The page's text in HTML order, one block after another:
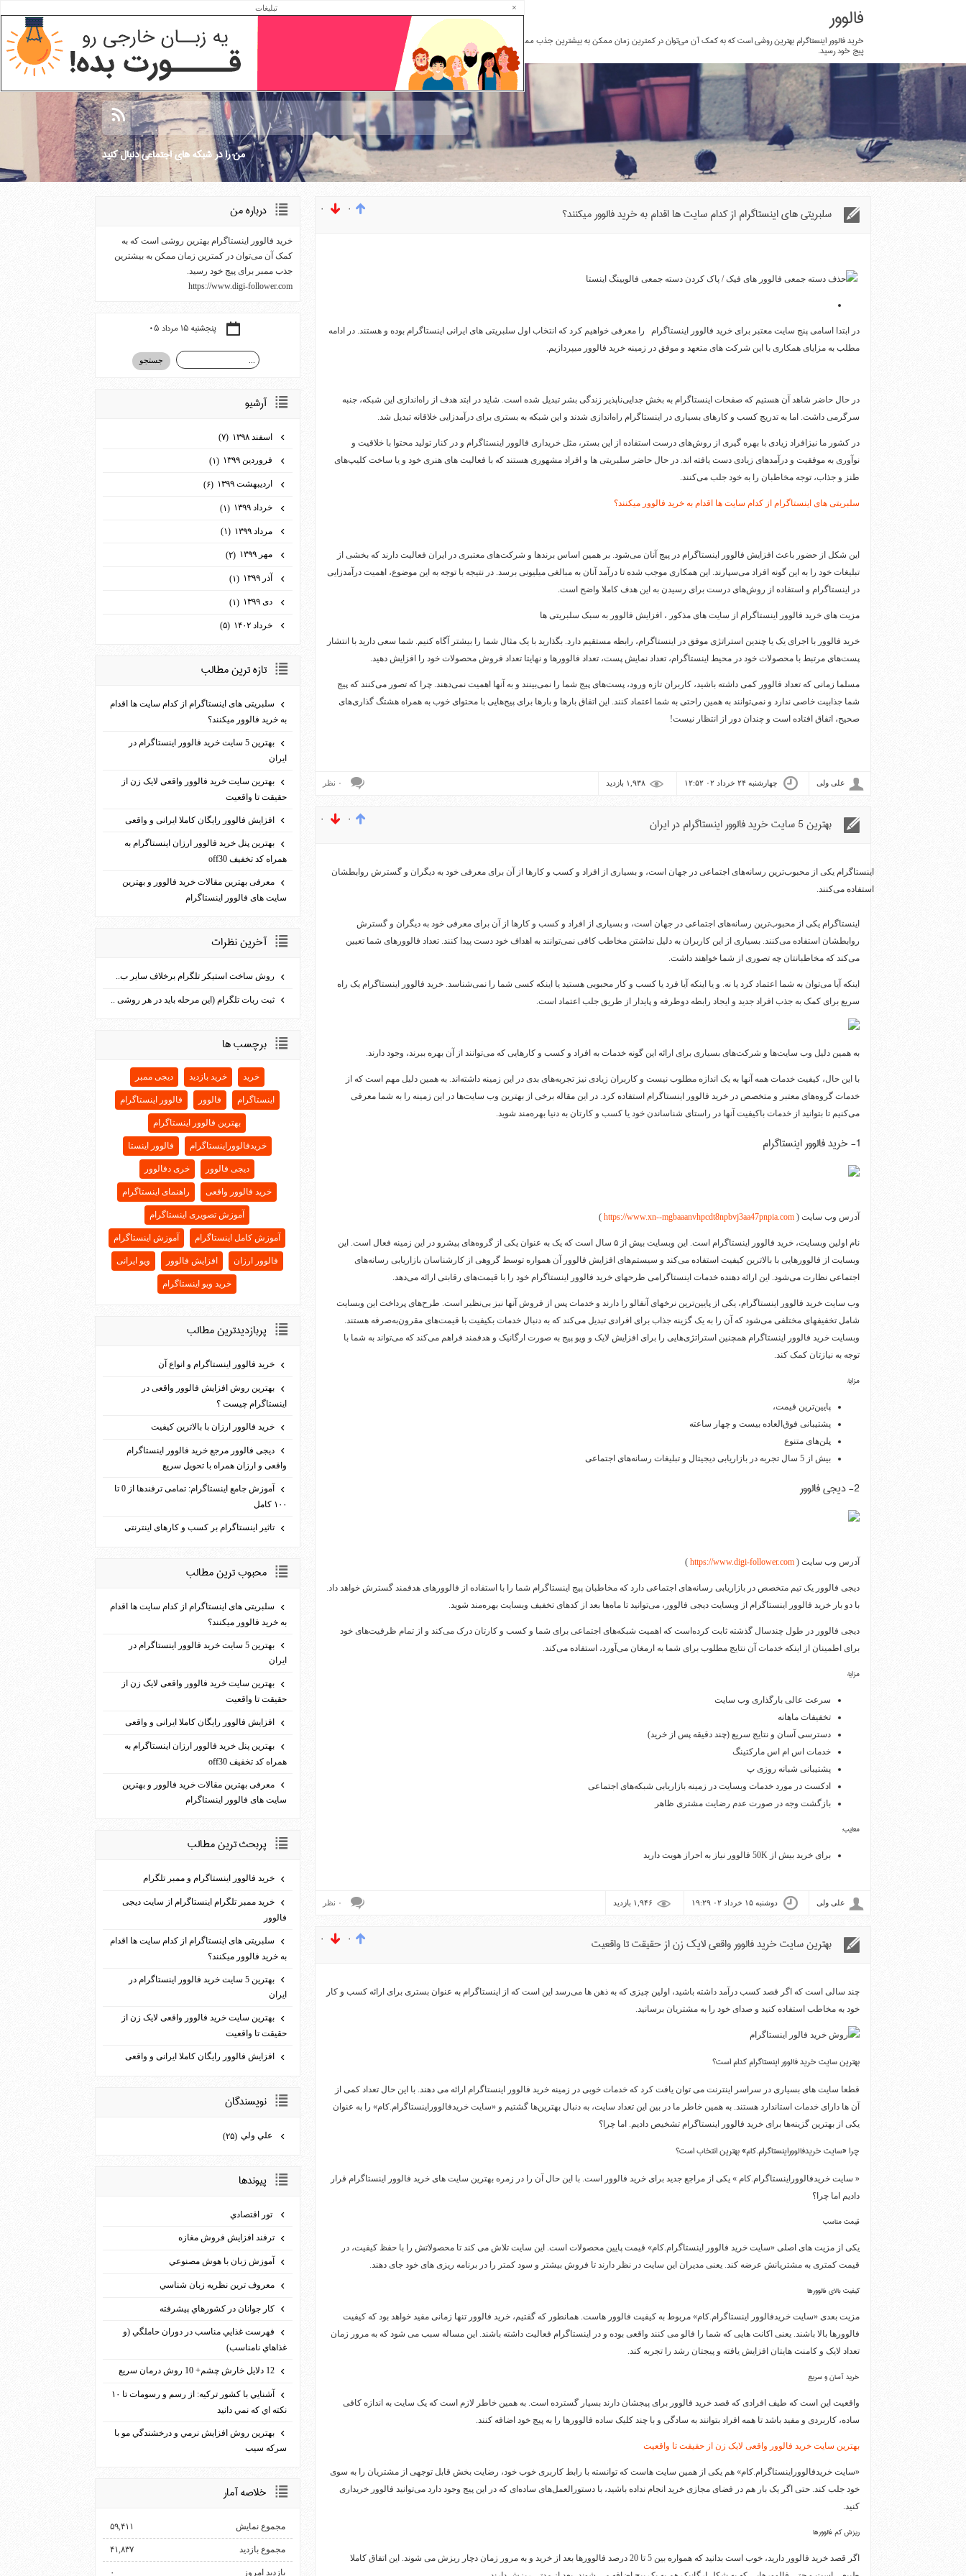
فالوور
خرید فالوور اینستاگرام بهترین روشی است که به کمک آن می‌توان در کمترین زمان ممکن به بیشترین جذب ممبر برای
پیج خود رسید.
صفحه اصلی
من را در شبكه هاي اجتماعي دنبال كنيد
سلبریتی های اینستاگرام از کدام سایت ها اقدام به خرید فالوور می­کنند؟ ۰ ۰
در ابتدا اسامی پنج سایت معتبر برای خرید فالوور اینستاگرام را معرفی خواهیم کرد که انتخاب اول سلبریتی های ایرانی اینستاگرام بوده و هستند. در ادامه
مطلب به مزایای همکاری با این شرکت های متعهد و موفق در زمینه خرید فالوور می­پردازیم.
در حال حاضر شاهد آن هستیم که صفحات اینستاگرام به بخش جدایی‌ناپذیر زندگی بشر تبدیل شده است. شاید در ابتد هدف از راه‌اندازی این شبکه، جنبه
سرگرمی داشت. اما به تدریج کسب و کارهای بسیاری در اینستاگرام راه‌اندازی شدند و این شبکه به بستری برای درآمدزایی خلاقانه تبدیل شد.
در کشور ما نیزافراد زیادی با بهره ‌گیری از روش‌های درست استفاده از این بستر، مثل خریداری فالوور اینستاگرام و در کنار تولید محتوا با خلاقیت و
نوآوری به موفقیت و درآمدهای زیادی دست یافته اند. در حال حاضر سلبریتی ها و افراد مشهوری هستند که با فعالیت های هنری خود و یا ساخت کلیپ‌های
طنز و جذاب، توجه مخاطبان را به خود جلب می‌کنند.
سلبریتی های اینستاگرام از کدام سایت ها اقدام به خرید فالوور می­کنند؟
این شکل از حضور باعث افزایش فالوور اینستاگرام در پیج آنان می‌شود. بر همین اساس برندها و شرکت‌های معتبری در ایران فعالیت دارند که بخشی از
تبلیغات خود را به این گونه افراد می‌سپارند. این همکاری موجب شده تا درآمد آنان به مبالغی میلیونی برسد. در نتیجه با توجه به این موضوع، اهمیت درآمدزایی
در اینستاگرام و استفاده از روش‌های درست برای رسیدن به این هدف کاملا واضح است.
مزیت های خرید فالوور اینستاگرام از سایت های مذکور ، افزایش فالوور به سبک سلبریتی ها
خرید فالوور با اجرای یک یا چندین استراتژی موفق در اینستاگرام، رابطه مستقیم دارد. بگذارید با یک مثال شما را بیشتر آگاه کنیم. شما سعی دارید با انتشار
پست‌های مرتبط با محصولات خود در محیط اینستاگرام، تعداد نمایش پست، تعداد فالوورها و نهایتا تعداد فروش محصولات خود را افزایش دهید.
مسلما زمانی که تعداد فالوور کمی داشته باشید، کاربران تازه ورود، پست‌های پیج شما را نمی‌بینند و به آنها اهمیت نمی‌دهند. چرا که تصور می‌کنند که پیج
شما جذابیت خاصی ندارد و نمی‌توانند به همین راحتی به شما اعتماد کنند. این اتفاق بارها و بارها برای پیج‌هایی با محتوای خوب به همراه هشتگ گذاری‌های
صحیح، اتفاق افتاده است و چندان دور از انتظار نیست!
علی ولی چهارشنبه ۲۴ خرداد ۰۲ ۱۲:۵۲ ۰ نظر
بهترین 5 سایت خرید فالوور اینستاگرام در ایران ۰ ۰
اینستاگرام یکی از محبوب‌ترین رسانه‌های اجتماعی در جهان است، و بسیاری از افراد و کسب و کارها از آن برای معرفی خود به دیگران و گسترش روابطشان
استفاده می‌کنند.
اینستاگرام یکی از محبوب‌ترین رسانه‌های اجتماعی در جهان است، و بسیاری از افراد و کسب و کارها از آن برای معرفی خود به دیگران و گسترش
روابطشان استفاده می‌کنند. بسیاری از این کاربران به دلیل نداشتن مخاطب کافی نمی‌توانند به اهداف خود دست پیدا کنند. تعداد فالوورهای شما تعیین
می‌کند که مخاطبانتان چه تصوری از شما خواهند داشت.
اینکه آیا می‌توان به شما اعتماد کرد یا نه. و یا اینکه آیا فرد یا کسب و کار محبوبی هستید یا اینکه کسی شما را نمی‌شناسد. خرید فالوور اینستاگرام یک راه
سریع برای کمک به جذب افراد جدید و ایجاد رابطه دوطرفه و پایدار از طریق جلب اعتماد است.
به همین دلیل وب سایت‌ها و شرکت‌های بسیاری برای ارائه این گونه خدمات به افراد و کسب و کارهایی که می‌توانند از آن بهره ببرند، وجود دارند.
با این حال، کیفیت خدمات همه آنها به یک اندازه مطلوب نیست و کاربران زیادی نیز تجربه‌های بدی در این زمینه داشته‌اند. به همین دلیل مهم است که از
خدمات گروه‌های معتبر و متخصص در خرید فالوور اینستاگرام استفاده کرد. در این مقاله برخی از بهترین وب سایت‌ها در این زمینه را به شما معرفی
می‌کنیم تا بتوانید از خدمات باکیفیت آنها در راستای شناساندن خود یا کسب و کارتان به دنیا بهره‌مند شوید. ​
1- خرید فالوور اینستاگرام
آدرس وب سایت ( https://www.xn--mgbaaanvhpcdt8npbvj3aa47pnpia.com
)
نام اولین وبسایت، خرید فالوور اینستاگرام است. این وبسایت بیش از ۵ سال است که یک به عنوان یکی از گروه‌های پیشرو در این زمینه فعال است. این
وبسایت از فالوورهایی با بالاترین کیفیت استفاده می‌کند و سیستم‌های افزایش فالوور آن همواره توسط گروهی از کارشناسان بازاریابی رسانه‌های
اجتماعی نظارت می‌شود. این ارائه دهنده خدمات اینستاگرامی طرحهای خرید فالوور اینستاگرام خود را با قیمت‌های رقابتی ارائه می‌دهد. ​
وب سایت خرید فالوور اینستاگرام، یکی از پایین‌ترین نرخهای آنفالو را دارند و خدمات پس از فروش آنها نیز بی‌نظیر است. طرح‌های پرداخت این وبسایت
شامل تخفیفهای مختلفی می‌شود که آن را به یک گزینه جذاب برای افرادی تبدیل می‌کند که به دنبال خدمات بکیفیت با قیمت‌های مقرون‌به‌صرفه هستند.
وبسایت خرید فالوور اینستاگرام همچنین استراتژی‌هایی را برای افزایش لایک و ویو پیج به صورت ارگانیک و هدفمند فراهم می‌کند که می‌تواند به شما با
توجه به نیازتان کمک کند. ​
مزایا:
پایین‌ترین قیمت،
پشتیبانی فوق‌العاده بیست و چهار ساعته
پلن‌های متنوع
بیش از 5 سال تجربه در بازاریابی دیجیتال و تبلیغات رسانه‌های اجتماعی
2- دیجی فالوور
آدرس وب سایت ( https://www.digi-follower.com
)
دیجی فالوور یک تیم متخصص در بازاریابی رسانه‌های اجتماعی دارد که مخاطبان پیج اینستاگرام شما را با استفاده از فالوورهای هدفمند گسترش خواهد داد.
با دو بار خرید فالوور اینستاگرام از وبسایت دیجی فالوور، می‌توانید تا ماه‌ها بعد از کدهای تخفیف وبسایت بهره‌مند شوید. ​
دیجی فالوور در طول چندسال گذشته ثابت کرده‌است که اهمیت شبکه‌های اجتماعی برای شما و کسب و کارتان درک می‌کند و از تمام ظرفیت‌های خود
برای اطمینان از اینکه خدمات آن نتایج مطلوب برای شما به ارمغان می‌آورد، استفاده می‌کند. ​
مزایا:
سرعت عالی بارگذاری وب سایت
تخفیفات ماهانه
دسترسی آسان و نتایج سریع (چند دقیقه پس از خرید)
خدمات اس ام اس مارکتینگ
پشتیبانی شبانه روزی پ
ادکست در مورد خدمات وبسایت در زمینه بازاریابی شبکه‌های اجتماعی
بازگشت وجه در صورت عدم رضایت مشتری ظاهر
معایب:
برای خرید بیش از 50K فالوور نیاز به احراز هویت دارید
علی ولی دوشنبه ۱۵ خرداد ۰۲ ۱۹:۲۹ ۰ نظر
بهترین سایت خرید فالوور واقعی لایک زن از حقیقت تا واقعیت ۰ ۰
چند سالی است که اگر قصد کسب درآمد داشته باشید، اولین چیزی که به ذهن ها می‌رسد این است که از اینستاگرام به عنوان بستری برای ارائه کسب و کار
خود به مخاطب استفاده کنید و صدای خود را به مشتریان برسانید.
بهترین سایت خرید فالوور اینستاگرام کدام است؟
قطعا سایت های بسیاری در سراسر اینترنت می توان یافت کرد که خدمات خوبی در زمینه خرید فالوور اینستاگرام ارائه می دهند. با این حال تعداد کمی از
آن ها دارای خدمات استاندارد هستند. به همین خاطر ما در بین این تعداد سایت، به دنبال بهترین‌ها گشتیم و «سایت خریدفالووراینستاگرام.کام» را به عنوان
یکی از بهترین گزینه‌ها برای خرید فالوور اینستاگرام تشخیص دادیم. اما چرا؟
چرا «سایت خریدفالووراینستاگرام.کام» بهترین انتخاب است؟
« سایت خریدفالووراینستاگرام.کام » یکی از مراجع جدید برای خرید فالوور است. با این حال آن را در زمره بهترین سایت های خرید فالوور اینستاگرام قرار
دادیم اما چرا؟
قیمت مناسب
یکی از مزیت های اصلی «سایت خرید فالوور اینستاگرام.کام» قیمت پایین محصولات است. این سایت تلاش می کند تا محصولاتش را با حفظ کیفیت، در
قیمت کمتری به مشتریانش عرضه کند. یعنی مدیران این سایت در نظر دارند تا فروش بیشتر و سود کمتر را در برنامه ریزی های خود جای دهند.
کیفیت بالای فالوورها
مزیت بعدی «سایت خریدفالوور اینستاگرام.کام» مربوط به کیفیت فالوور هاست. همانطور که گفتیم، خرید فالوور تنها زمانی مفید خواهد بود که کیفیت
فالوورها بالا باشند. یعنی اکانت هایی که شما را فالو می‌ کنند واقعی بوده و در اینستاگرام فعالیت داشته باشند. این مساله سبب می شود که به مرور زمان
تعداد لایک و کامنت هایتان افزایش یافته و پیجتان رشد را تجربه کند.
خرید آسان و سریع
واقعیت این است که طیف افرادی که قصد خرید فالوور برای پیجشان دارند بسیار گسترده است. به همین خاطر لازم است که یک سایت به اندازه کافی
ساده، کاربردی و مفید باشد تا همه افراد بتوانند به سادگی و با چند کلیک ساده فالوورها را به پیج خود اضافه کنند.
بهترین سایت خرید فالوور واقعی لایک زن از حقیقت تا واقعیت
«سایت خریدفالووراینستاگرام.کام» هم یکی از همین سایت هاست که توانسته با رابط کاربری خوب خود، رضایت بخش قابل توجهی از مشتریان را به سوی
خود جلب کند. حتی اگر یک بار هم در فضای مجازی خرید انجام نداده باشید، با دستورالعمل‌های ساده‌ای که در این پیج وجود دارد می‌توانید فالوور خریداری
کنید.
ریزش کم فالوورها
اگر قصد خرید فالوور دارید، خوب است بدانید که همواره بین 5 تا 20 درصد فالوورها بعد از خرید و به مرور زمان دچار ریزش می شوند. این اتفاق کاملا
درباره من
خرید فالوور اینستاگرام بهترین روشی است که به
کمک آن می‌توان در کمترین زمان ممکن به بیشترین
جذب ممبر برای پیج خود رسید.
https://www.digi-follower.com
پنجشنبه ۱۵ مرداد ۰۵
آرشيو
اسفند ۱۳۹۸ (۷)
فروردین ۱۳۹۹ (۱)
اردیبهشت ۱۳۹۹ (۶)
خرداد ۱۳۹۹ (۱)
مرداد ۱۳۹۹ (۱)
مهر ۱۳۹۹ (۲)
آذر ۱۳۹۹ (۱)
دی ۱۳۹۹ (۱)
خرداد ۱۴۰۲ (۵)
تازه ترين مطالب
سلبریتی های اینستاگرام از کدام سایت ها اقدام
به خرید فالوور می­کنند؟
بهترین 5 سایت خرید فالوور اینستاگرام در
ایران
بهترین سایت خرید فالوور واقعی لایک زن از
حقیقت تا واقعیت
افزایش فالوور رایگان کاملا ایرانی و واقعی
بهترين پنل خريد فالوور ارزان اينستاگرام به
همراه کد تخفيف off30
معرفی بهترین مقالات خرید فالوور و بهترین
سایت های فالوور اینستاگرام
آخرين نظرات
روش ساخت استیکر تلگرام برخلاف سایر ب..
ثبت ربات تلگرام (این مرحله باید در هر روشی ..
برچسب ها
خرید خرید بازدید دیجی ممبر
اینستاگرام فالوور فالوور اینستاگرام
بهترین فالوور اینستاگرام
خریدفالووراینستاگرام فالوور اینستا
دیجی فالوور خری دفالوور
خرید فالوور واقعی راهنمای اینستاگرام
آموزش تصویری اینستاگرام
آموزش کامل اینستاگرام آموزش اینستاگرام
فالوور ارزان افزایش فالوور ویو ایرانی
خرید ویو اینستاگرام
پربازديدترين مطالب
خرید فالوور اینستاگرام و انواع آن
بهترین روش افزایش فالوور واقعی در
اینستاگرام چیست ؟
خرید فالوور ارزان با بالاترین کیفیت
دیجی فالوور مرجع خرید فالوور اینستاگرام
واقعی و ارزان همراه با تحویل سریع
آموزش جامع اینستاگرام: تمامی ترفندها از 0 تا
۱۰۰ کامل
تاثیر اینستاگرام بر کسب و کارهای اینترنتی
محبوب ترين مطالب
سلبریتی های اینستاگرام از کدام سایت ها اقدام
به خرید فالوور می­کنند؟
بهترین 5 سایت خرید فالوور اینستاگرام در
ایران
بهترین سایت خرید فالوور واقعی لایک زن از
حقیقت تا واقعیت
افزایش فالوور رایگان کاملا ایرانی و واقعی
بهترين پنل خريد فالوور ارزان اينستاگرام به
همراه کد تخفيف off30
معرفی بهترین مقالات خرید فالوور و بهترین
سایت های فالوور اینستاگرام
پربحث ترين مطالب
خرید فالوور اینستاگرام و ممبر تلگرام
خرید ممبر تلگرام اینستاگرام از سایت دیجی
فالوور
سلبریتی های اینستاگرام از کدام سایت ها اقدام
به خرید فالوور می­کنند؟
بهترین 5 سایت خرید فالوور اینستاگرام در
ایران
بهترین سایت خرید فالوور واقعی لایک زن از
حقیقت تا واقعیت
افزایش فالوور رایگان کاملا ایرانی و واقعی
نويسندگان
علي ولي (۲۵)
پيوندها
تور اقتصادي
ترفند افزايش فروش مغازه
آموزش زبان با هوش مصنوعي
معروف ترين نظريه زبان شناسي
كار جوانان در كشورهاي پيشرفته
فهرست غذايي مناسب در دوران حاملگي (و
غذاهاي نامناسب)
12 دلايل خارش چشم+ 10 روش درمان سريع
آشنايي با كشور تركيه: از رسم و رسومات تا ۱۰
نكته اي كه نمي دانيد
بهترين روش افزايش نرمي و درخشندگي مو با
سركه سيب
خلاصه آمار
مجموع نمایش‌ ۵۹,۴۱۱
مجموع بازدید ۴۱,۸۳۷
بازدید امروز ۰
تبلیغات ×